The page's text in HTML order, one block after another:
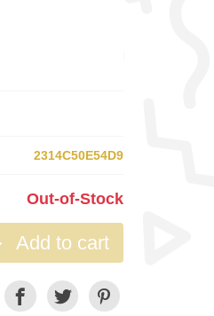
2314C50E54D9
Out-of-Stock
Add to cart